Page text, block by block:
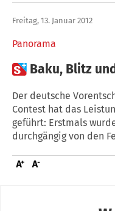
Panorama
Freitag, 13. Januar 2012
 Baku, Blitz
Der deutsche
Contest hat das
geführt: Erstmals
durchgängig von den